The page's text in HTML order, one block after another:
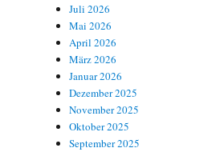
Juli 2026
Mai 2026
April 2026
März 2026
Januar 2026
Dezember 2025
November 2025
Oktober 2025
September 2025